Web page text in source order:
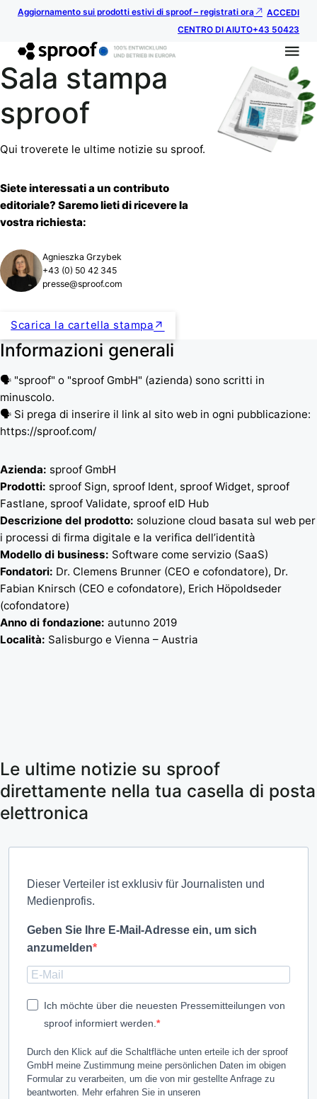
Aggiornamento sui prodotti estivi di sproof – registrati ora
ACCEDI
CENTRO DI AIUTO+43 50423
Sala stampa
sproof
Qui troverete le ultime notizie su sproof.
Siete interessati a un contributo
editoriale? Saremo lieti di ricevere la
vostra richiesta:
Agnieszka Grzybek
+43 (0) 50 42 345
presse@sproof.com
Scarica la cartella stampa
Informazioni generali
🗣️ "sproof" o "sproof GmbH" (azienda) sono scritti in
minuscolo.
🗣️ Si prega di inserire il link al sito web in ogni pubblicazione:
https://sproof.com/
Azienda: sproof GmbH
Prodotti: sproof Sign, sproof Ident, sproof Widget, sproof
Fastlane, sproof Validate, sproof eID Hub
Descrizione del prodotto: soluzione cloud basata sul web per
i processi di firma digitale e la verifica dell’identità
Modello di business: Software come servizio (SaaS)
Fondatori: Dr. Clemens Brunner (CEO e cofondatore), Dr.
Fabian Knirsch (CEO e cofondatore), Erich Höpoldseder
(cofondatore)
Anno di fondazione: autunno 2019
Località: Salisburgo e Vienna – Austria
Le ultime notizie su sproof
direttamente nella tua casella di posta
elettronica
Dieser Verteiler ist exklusiv für Journalisten und
Medienprofis.
Geben Sie Ihre E-Mail-Adresse ein, um sich
anzumelden
Ich möchte über die neuesten Pressemitteilungen von
sproof informiert werden.
Durch den Klick auf die Schaltfläche unten erteile ich der sproof
GmbH meine Zustimmung meine persönlichen Daten im obigen
Formular zu verarbeiten, um die von mir gestellte Anfrage zu
beantworten. Mehr erfahren Sie in unseren